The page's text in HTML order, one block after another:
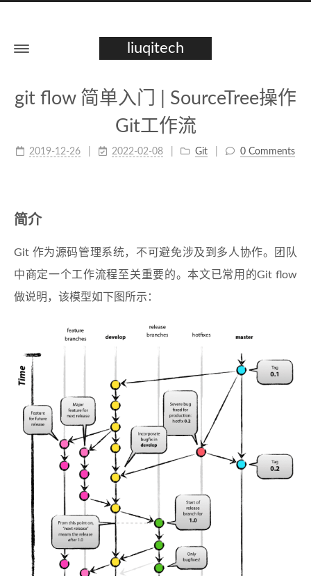
liuqitech
git flow 简单入门 | SourceTree操作
Git工作流
2019-12-26 2022-02-08 Git 0 Comments
简介
Git 作为源码管理系统，不可避免涉及到多人协作。团队
中商定一个工作流程至关重要的。本文已常用的Git flow
做说明，该模型如下图所示：